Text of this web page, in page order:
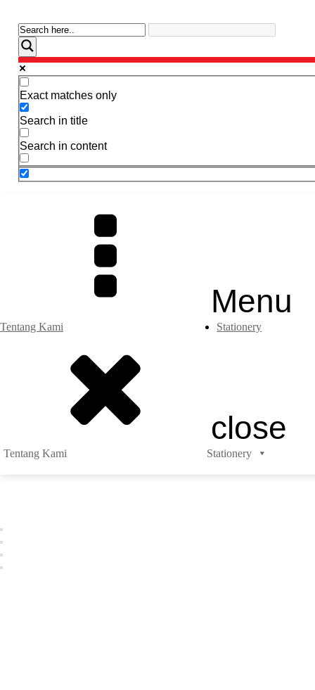
Exact matches only
Search in title
Search in content
Menu
Tentang Kami Stationery
close
Tentang Kami Stationery